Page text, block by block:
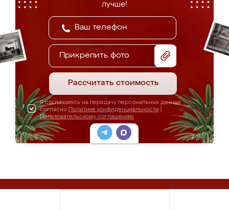
лучше!
Прикрепить фото
Рассчитать стоимость
Я соглашаюсь на передачу персональных данных
согласно Политике конфиденциальности
Пользовательскому соглашению